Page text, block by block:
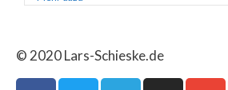
© 2020 Lars-Schieske.de